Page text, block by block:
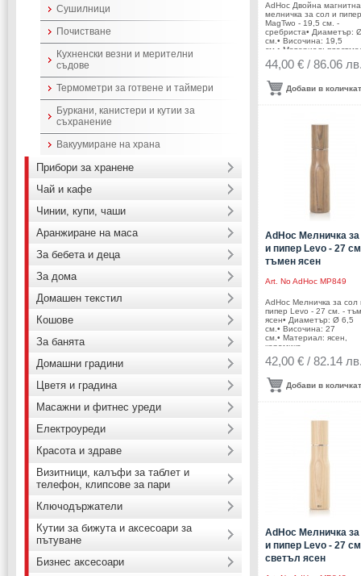
AdHoc Двойна магнитна
мелничка за сол и пипер
MagTwo - 19,5 см. -
сребриста• Диаметър:
см.• Височина: 19,5
см.• Материал:
керамика, стомана,
бамбук• Механизъм:
Цвят: сребрист•
Безстепенно
мелничките за
сол и черен пипер
AdHoc /Германия
44,00 € / 86.06
Добави в
AdHoc Мелничка
и пипер Levo - 27
тъмен ясен
Art. NoAdHoc MP849
AdHoc Мелничка за сол
пипер Levo - 27 см. -
ясен• Диаметър: Ø 6,5
см.• Височина: 27
см.• Материал: ясен,
керамика,
стомана• Механизъм:
механизъм CeraCut®•
Безстепенно
едрината на смилане•
42,00 € / 82.14
Добави в
AdHoc Мелничка
и пипер Levo - 27
светъл ясен
Сушилници
Почистване
Кухненски везни и мерителни
съдове
Термометри за готвене и таймери
Буркани, канистери и кутии за
съхранение
Вакуумиране на храна
Прибори за хранене
Чай и кафе
Чинии, купи, чаши
Аранжиране на маса
За бебета и деца
За дома
Домашен текстил
Кошове
За банята
Домашни градини
Цветя и градина
Масажни и фитнес уреди
Електроуреди
Красота и здраве
Визитници, калъфи за таблет и
телефон, клипсове за пари
Ключодържатели
Кутии за бижута и аксесоари за
пътуване
Бизнес аксесоари